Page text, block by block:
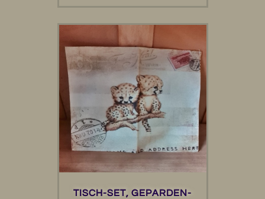
TISCH-SET, GEPARDEN-